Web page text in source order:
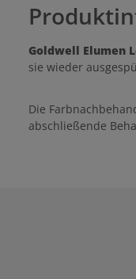
Goldwell Elumen
sie wieder
Die
abschließende